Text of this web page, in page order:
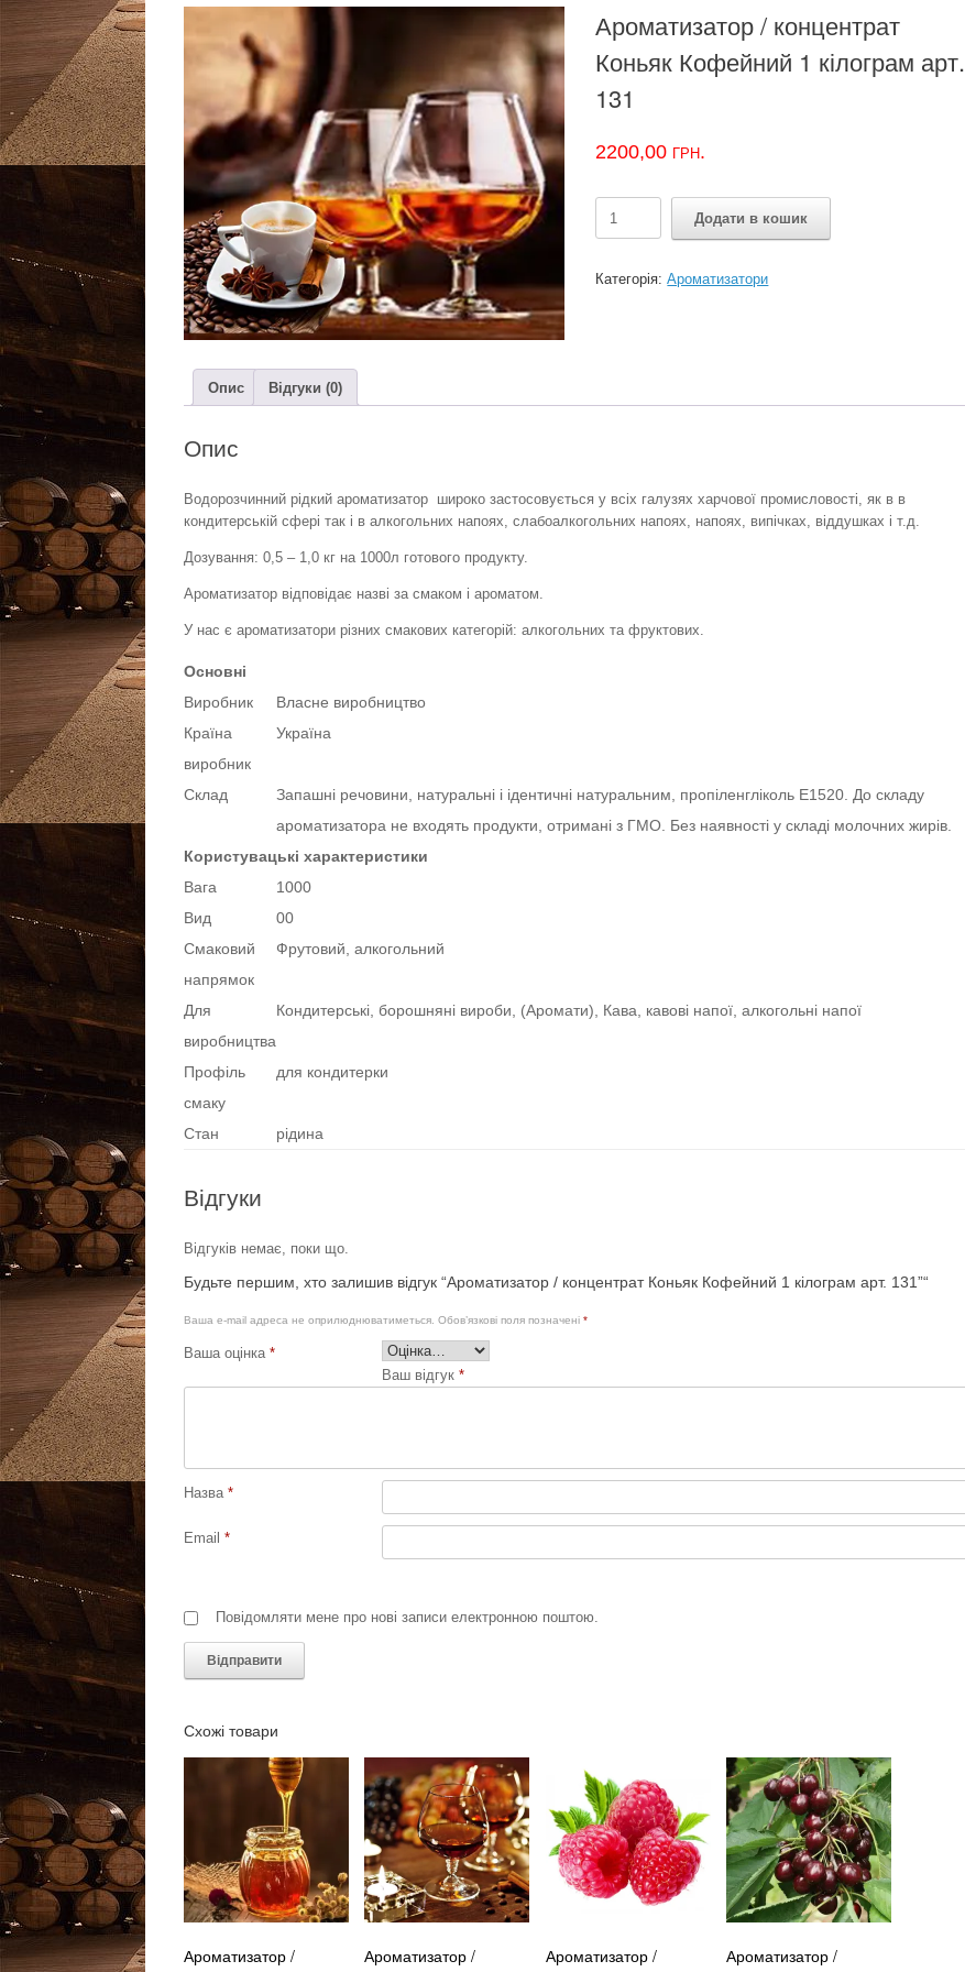
Ароматизатор / концентрат
Коньяк Кофейний 1 кілограм арт.
131
2200,00 грн.
Коньяк
Кофейний
Додати в кошик
Категорія:Ароматизатори
Опис Відгуки (0)
Опис
Водорозчинний рідкий ароматизатор широко застосовується у всіх галузях харчової промисловості, як в в
кондитерській сфері так і в алкогольних напоях, слабоалкогольних напоях, напоях, випічках, віддушках і т.д.
Дозування: 0,5 – 1,0 кг на 1000л готового продукту.
Ароматизатор відповідає назві за смаком і ароматом.
У нас є ароматизатори різних смакових категорій: алкогольних та фруктових.
Основні
Виробник
Власне виробництво
Країна
виробник
Україна
Склад
Запашні речовини, натуральні і ідентичні натуральним, пропіленгліколь Е1520. До складу
ароматизатора не входять продукти, отримані з ГМО. Без наявності у складі молочних жирів.
Користувацькі характеристики
Вага
1000
Вид
00
Смаковий
напрямок
Фрутовий, алкогольний
Для
виробництва
Кондитерські, борошняні вироби, (Аромати), Кава, кавові напої, алкогольні напої
Профіль
смаку
для кондитерки
Стан рідина
Відгуки
Відгуків немає, поки що.
Будьте першим, хто залишив відгук “Ароматизатор / концентрат Коньяк Кофейний 1 кілограм арт. 131”“
Ваша e-mail адреса не оприлюднюватиметься. Обов’язкові поля позначені *
Ваша оцінка *
Ваш відгук *
Назва *
Email *
Повідомляти мене про нові записи електронною поштою.
Схожі товари
Ароматизатор /
Ароматизатор /
Ароматизатор /
Ароматизатор /